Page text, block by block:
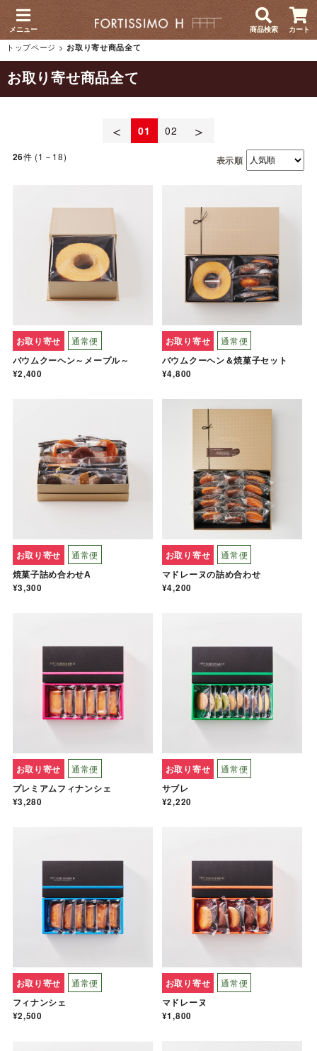
メニュー 商品検索 カート
トップページ > お取り寄せ商品全て
お取り寄せ商品全て
＜ 01 02 ＞
26件 (1－18) 表示順
お取り寄せ 通常便
バウムクーヘン～メープル～
¥2,400
お取り寄せ 通常便
バウムクーヘン＆焼菓子セット
¥4,800
お取り寄せ 通常便
焼菓子詰め合わせA
¥3,300
お取り寄せ 通常便
マドレーヌの詰め合わせ
¥4,200
お取り寄せ 通常便
プレミアムフィナンシェ
¥3,280
お取り寄せ 通常便
サブレ
¥2,220
お取り寄せ 通常便
フィナンシェ
¥2,500
お取り寄せ 通常便
マドレーヌ
¥1,800